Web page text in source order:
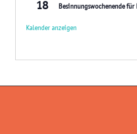
18 Besinnungswochenende für
Kalender anzeigen